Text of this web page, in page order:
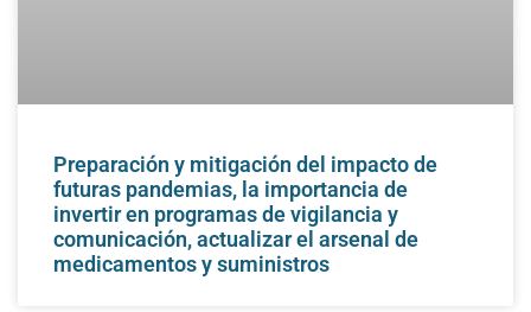
Preparación y mitigación del impacto de
futuras pandemias, la importancia de
invertir en programas de vigilancia y
comunicación, actualizar el arsenal de
medicamentos y suministros